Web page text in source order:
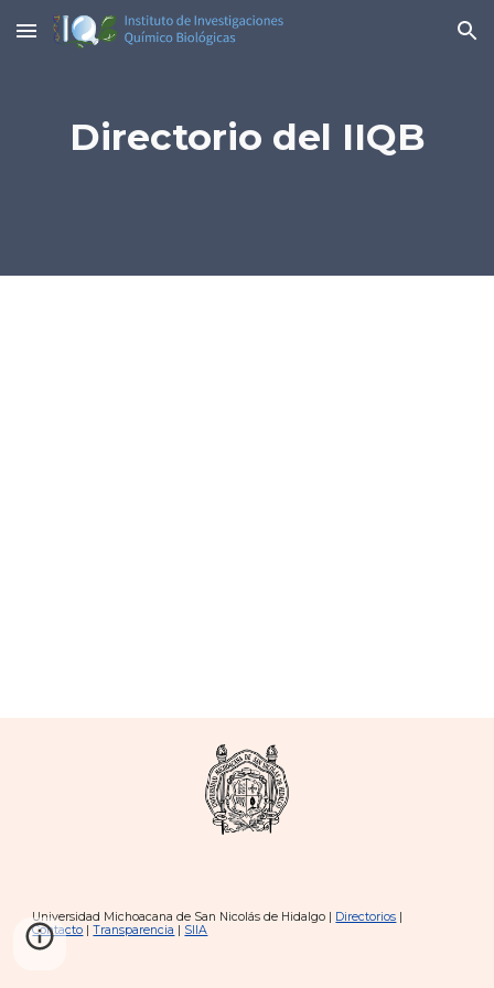
Skip to main content Skip to navigation
Directorio del IIQB
Universidad Michoacana de San Nicolás de Hidalgo | Directorios
Contacto
Transparencia SIIA